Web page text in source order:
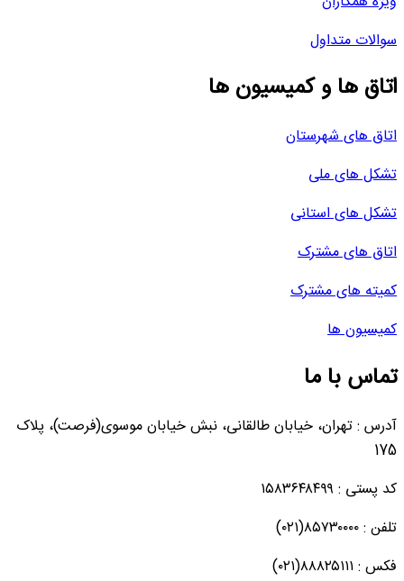
سوالات متداول
اتاق ها و کمیسیون ها
اتاق های شهرستان
تشکل های ملی
تشکل های استانی
اتاق های مشترک
کمیته های مشترک
کمیسیون ها
تماس با ما
آدرس : تهران، خیابان طالقانی، نبش خیابان موسوی(فرصت)، پلاک
175
کد پستی : ۱۵۸۳۶۴۸۴۹۹
تلفن : ۸۵۷۳۰۰۰۰(۰۲۱)
فکس : ۸۸۸۲۵۱۱۱(۰۲۱)